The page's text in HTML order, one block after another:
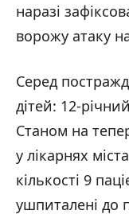
наразі
ворожу атаку
Серед
дітей: 12-
Станом на
у лікарнях
кількості 9
ушпиталені до